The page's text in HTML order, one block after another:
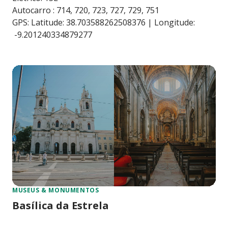
Autocarro : 714, 720, 723, 727, 729, 751
GPS: Latitude: 38.703588262508376 | Longitude:
-9.201240334879277
MUSEUS & MONUMENTOS
Basílica da Estrela